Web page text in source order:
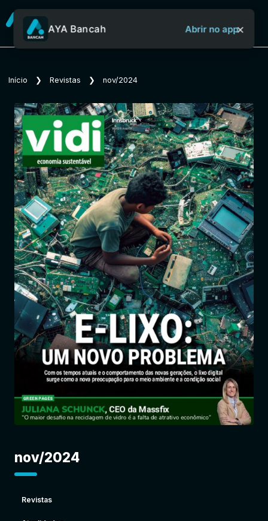
Sobre o Aya Bancah
Início
Revistas
Jornais
Notícias
Entrar
AYA Bancah Abrir no app×
Início ❯ Revistas ❯ nov/2024
nov/2024
Revistas